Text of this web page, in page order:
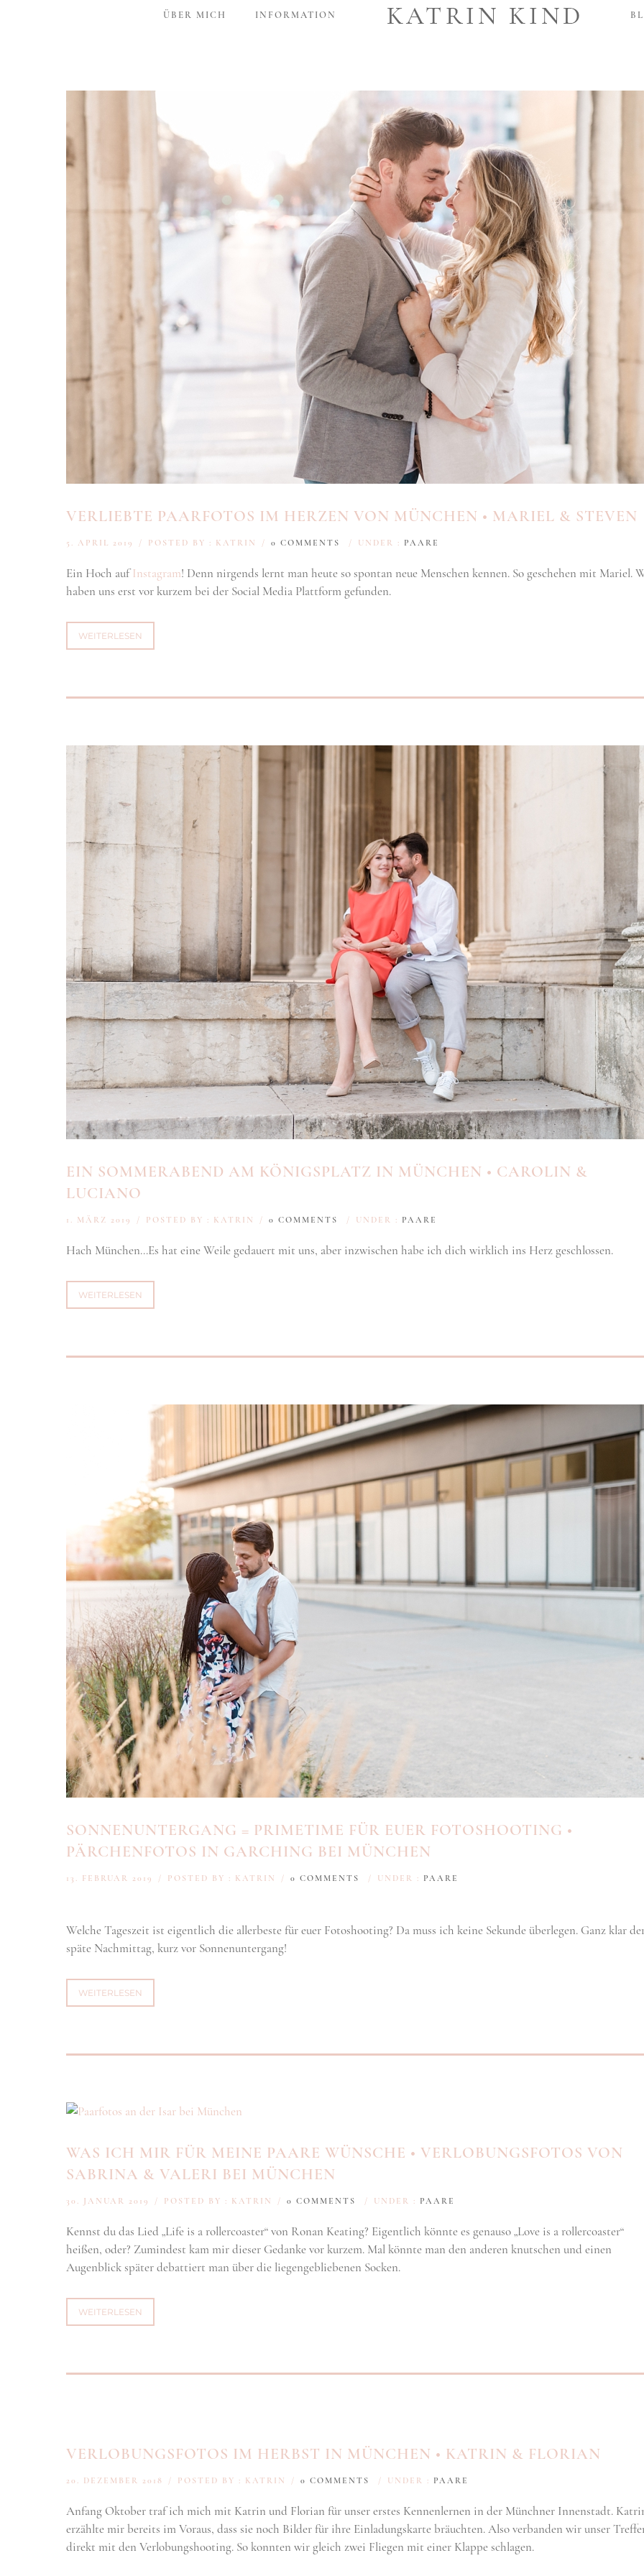
ÜBER MICH INFORMATION
VERLIEBTE PAARFOTOS IM HERZEN VON MÜNCHEN • MARIEL & STEVEN
5. APRIL 2019 / POSTED BY : KATRIN / 0 COMMENTS / UNDER : PAARE
Ein Hoch aufInstagram! Denn nirgends lernt man heute so spontan neue Menschen kennen. So geschehen mit Mariel.
haben uns erst vor kurzem bei der Social Media Plattform gefunden.
WEITERLESEN
EIN SOMMERABEND AM KÖNIGSPLATZ IN MÜNCHEN • CAROLIN &
LUCIANO
1. MÄRZ 2019 / POSTED BY : KATRIN / 0 COMMENTS / UNDER : PAARE
Hach München…Es hat eine Weile gedauert mit uns, aber inzwischen habe ich dich wirklich ins Herz geschlossen.
WEITERLESEN
SONNENUNTERGANG = PRIMETIME FÜR EUER FOTOSHOOTING •
PÄRCHENFOTOS IN GARCHING BEI MÜNCHEN
13. FEBRUAR 2019 / POSTED BY : KATRIN / 0 COMMENTS / UNDER : PAARE
Welche Tageszeit ist eigentlich die allerbeste für euer Fotoshooting? Da muss ich keine Sekunde überlegen. Ganz klar
späte Nachmittag, kurz vor Sonnenuntergang!
WEITERLESEN
WAS ICH MIR FÜR MEINE PAARE WÜNSCHE • VERLOBUNGSFOTOS VON
SABRINA & VALERI BEI MÜNCHEN
30. JANUAR 2019 / POSTED BY : KATRIN / 0 COMMENTS / UNDER : PAARE
Kennst du das Lied „Life is a rollercoaster“ von Ronan Keating? Eigentlich könnte es genauso „Love is a rollercoaster“
heißen, oder? Zumindest kam mir dieser Gedanke vor kurzem. Mal könnte man den anderen knutschen und einen
Augenblick später debattiert man über die liegengebliebenen Socken.
WEITERLESEN
VERLOBUNGSFOTOS IM HERBST IN MÜNCHEN • KATRIN & FLORIAN
20. DEZEMBER 2018 / POSTED BY : KATRIN / 0 COMMENTS / UNDER : PAARE
Anfang Oktober traf ich mich mit Katrin und Florian für unser erstes Kennenlernen in der Münchner Innenstadt.
erzählte mir bereits im Voraus, dass sie noch Bilder für ihre Einladungskarte bräuchten. Also verbanden wir unser
direkt mit den Verlobungshooting. So konnten wir gleich zwei Fliegen mit einer Klappe schlagen.